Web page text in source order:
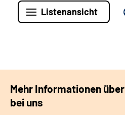
Listenansicht
Mehr Informationen
bei uns